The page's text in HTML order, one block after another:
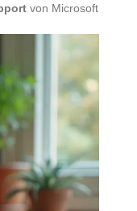
von Microsoft